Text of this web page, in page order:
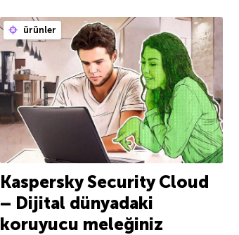
ürünler
Kaspersky Security Cloud
– Dijital dünyadaki
koruyucu meleğiniz